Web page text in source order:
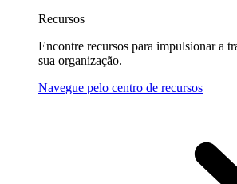
Recursos
Encontre recursos para impulsionar a
sua organização.
Navegue pelo centro de recursos